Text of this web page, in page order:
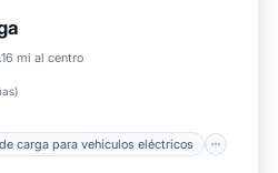
mi al centro
)
carga para vehículos eléctricos
vehículos eléctricos